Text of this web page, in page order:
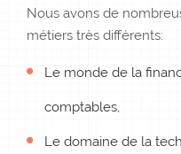
Nous avons de
métiers très différents:
Le monde de la
comptables,
Le domaine de la